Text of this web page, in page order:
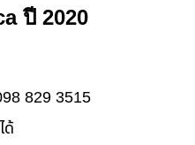
ปี 2020
829 3515
ด้